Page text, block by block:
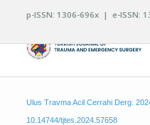
p-ISSN: 1306-696x | e-ISSN:
Ulus Travma Acil Cerrahi Derg.
10.14744/tjtes.2024.57658